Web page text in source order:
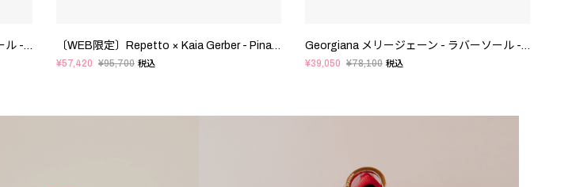
Georgiana メリージェーン - ラバーソール - EUサイズ 〔WEB限定〕Repetto × Kaia Gerber - Pina メリージェーン - EUサイズ
¥57,420 ¥95,700 税込
Georgiana メリージェーン - ラバーソール - EUサイズ
¥39,050 ¥78,100 税込